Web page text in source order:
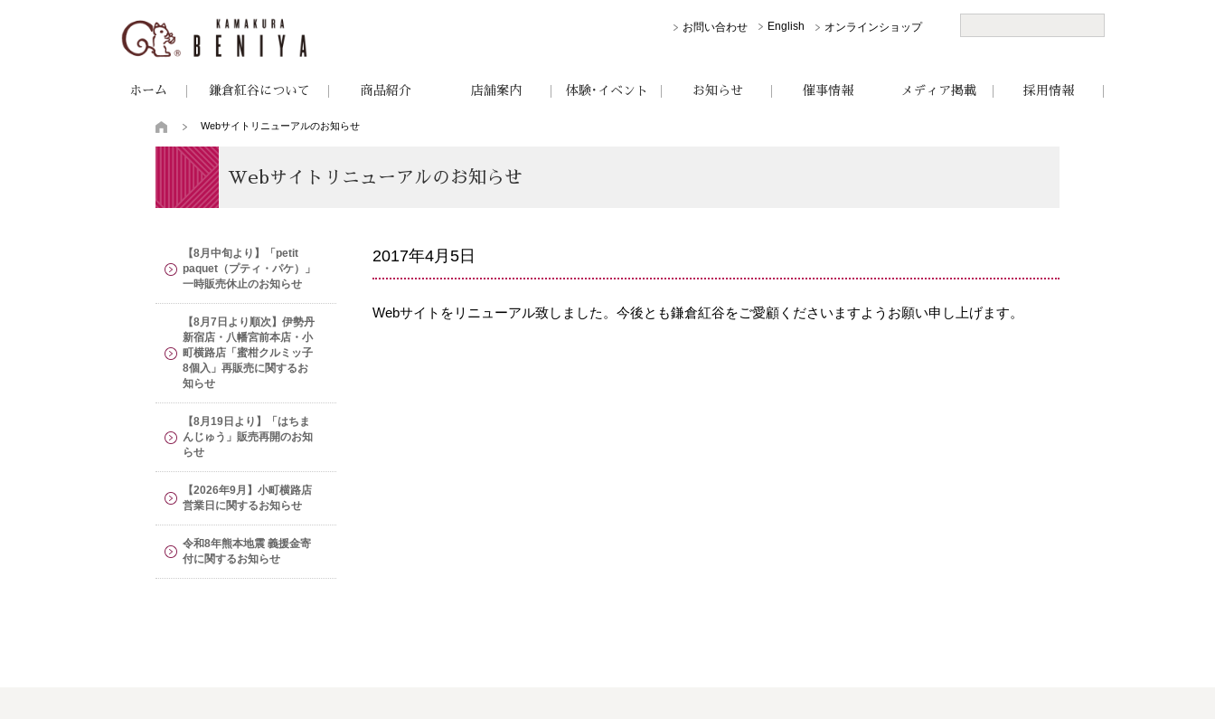
お問い合わせ English オンラインショップ
ホーム 鎌倉紅谷について 商品紹介 店舗案内 体験･イベント お知らせ 催事情報 メディア掲載 採用情報
Webサイトリニューアルのお知らせ
Webサイトリニューアルのお知らせ
2017年4月5日
Webサイトをリニューアル致しました。今後とも鎌倉紅谷をご愛顧くださいますようお願い申し上げます。
【8月中旬より】「petit
paquet（プティ・パケ）」
一時販売休止のお知らせ
【8月7日より順次】伊勢丹
新宿店・八幡宮前本店・小
町横路店「蜜柑クルミッ子
8個入」再販売に関するお
知らせ
【8月19日より】「はちま
んじゅう」販売再開のお知
らせ
【2026年9月】小町横路店
営業日に関するお知らせ
令和8年熊本地震 義援金寄
付に関するお知らせ